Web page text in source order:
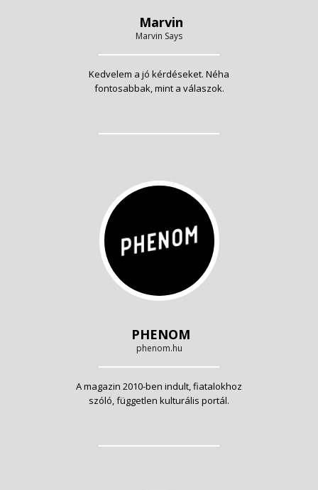
Marvin
Marvin Says
Kedvelem a jó kérdéseket. Néha
fontosabbak, mint a válaszok.
PHENOM
phenom.hu
A magazin 2010-ben indult, fiatalokhoz
szóló, független kulturális portál.